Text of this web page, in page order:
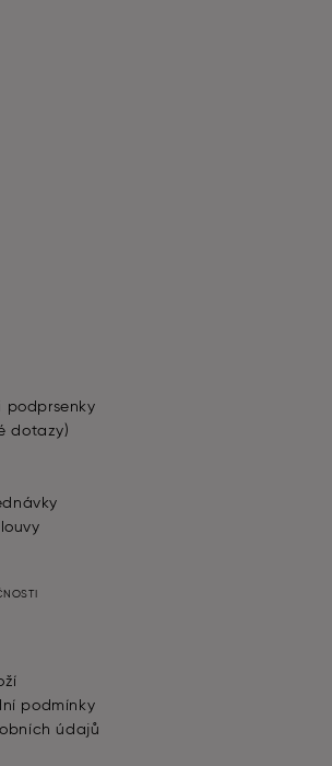
podprsenky
dotazy)
podmínky
údajů